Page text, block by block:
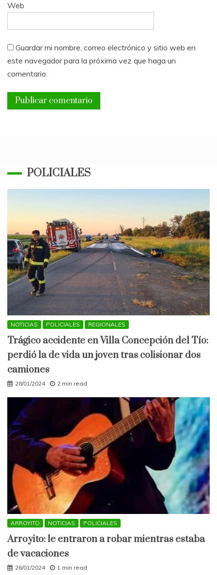
Web
Guardar mi nombre, correo electrónico y sitio web en
este navegador para la próxima vez que haga un
comentario.
POLICIALES
NOTICIAS POLICIALES REGIONALES
Trágico accidente en Villa Concepción del Tío:
perdió la de vida un joven tras colisionar dos
camiones
28/01/2024 2 min read
ARROYITO NOTICIAS POLICIALES
Arroyito: le entraron a robar mientras estaba
de vacaciones
26/01/2024 1 min read